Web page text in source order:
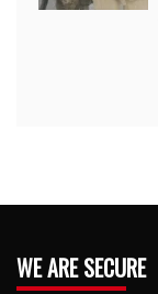
WE ARE SECURE